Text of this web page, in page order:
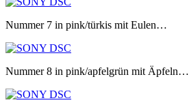
Nummer 7 in pink/türkis mit Eulen…
Nummer 8 in pink/apfelgrün mit Äpfeln…